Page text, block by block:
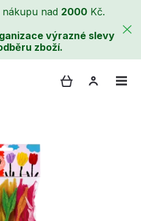
nad 2000 Kč.
výrazné slevy
zboží.